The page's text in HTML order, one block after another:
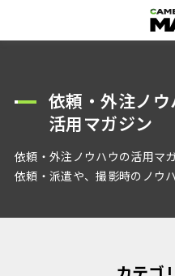
依頼・外注ノウ
活用マガジン
依頼・外注ノウハウの活用マ
依頼・派遣や、撮影時のノウ